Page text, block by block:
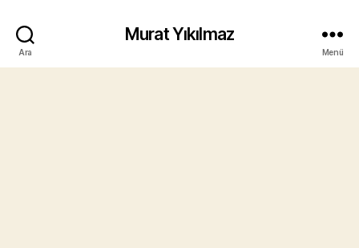
Ara
Murat Yıkılmaz
Menü